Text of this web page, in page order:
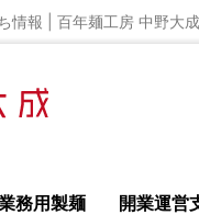
情報 | 百年麺工房 中野大成
務用製麺 開業運営